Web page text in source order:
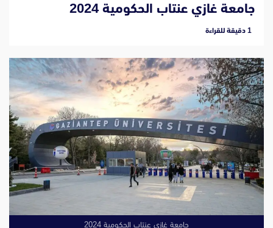
جامعة غازي عنتاب الحكومية 2024
‫1 دقيقة للقراءة
جامعة غازي عنتاب الحكومية 2024